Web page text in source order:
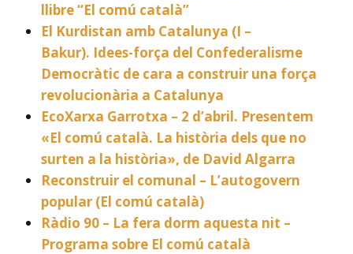
llibre “El comú català”
El Kurdistan amb Catalunya (I –
Bakur). Idees-força del Confederalisme
Democràtic de cara a construir una força
revolucionària a Catalunya
EcoXarxa Garrotxa – 2 d’abril. Presentem
«El comú català. La història dels que no
surten a la història», de David Algarra
Reconstruir el comunal – L’autogovern
popular (El comú català)
Ràdio 90 – La fera dorm aquesta nit –
Programa sobre El comú català